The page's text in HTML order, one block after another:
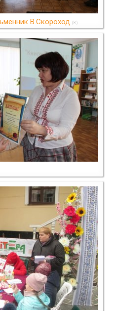
В.Скороход (8)